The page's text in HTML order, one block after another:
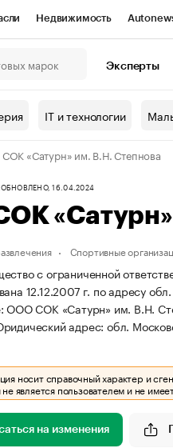
Недвижимость
Проверка контрагентов
Эксперты
IT и технологии
«Сатурн» им. В.Н. Степнова
ОБНОВЛЕНО, 16.04.2024
Спортивные
с ограниченной
12.12.2007 г. по адресу
ООО СОК «Сатурн» им. В.Н.
адрес: обл.
носит справочный характер и
является пользователем и не
на изменения